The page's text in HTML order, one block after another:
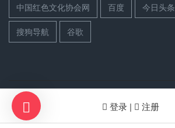
登录 | 注册
中国红色文化协会网 百度 今日头条
搜狗导航 谷歌
关 注 我 们